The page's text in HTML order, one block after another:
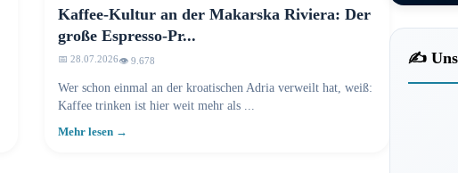
Kaffee-Kultur an der Makarska Riviera: Der
große Espresso-Pr...
📅 28.07.2026👁️ 9.678
Wer schon einmal an der kroatischen Adria verweilt hat, weiß:
Kaffee trinken ist hier weit mehr als ...
Mehr lesen →
✍️